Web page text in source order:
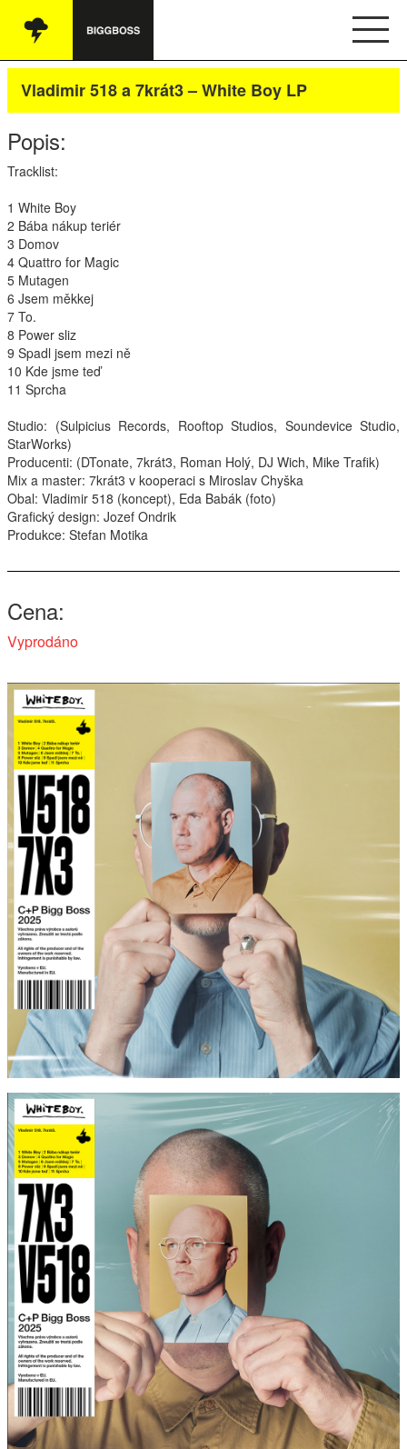
Vše
Audio
Oblečení
Ostatní
English
Obchodní podmínky
Kontakt
Interpreti
Vladimir 518 a 7krát3 – White Boy LP
Popis:
Tracklist:
1 White Boy
2 Bába nákup teriér
3 Domov
4 Quattro for Magic
5 Mutagen
6 Jsem měkkej
7 To.
8 Power sliz
9 Spadl jsem mezi ně
10 Kde jsme teď
11 Sprcha
Studio: (Sulpicius Records, Rooftop Studios, Soundevice Studio,
StarWorks)
Producenti: (DTonate, 7krát3, Roman Holý, DJ Wich, Mike Trafik)
Mix a master: 7krát3 v kooperaci s Miroslav Chyška
Obal: Vladimir 518 (koncept), Eda Babák (foto)
Grafický design: Jozef Ondrik
Produkce: Stefan Motika
Cena
Vyprodáno